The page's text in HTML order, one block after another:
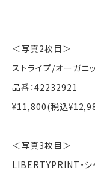
＜写真2枚目＞
ストライプ/オーガニ
品番：42232921
¥11,800(税込
＜写真3枚目＞
LIBERTYPRINT・シ